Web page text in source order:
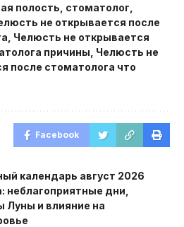
полость стоматолог
не открывается после
Челюсть не открывается
причины Челюсть не
после стоматолога что
Facebook
календарь август 2026
неблагоприятные дни,
Луны и влияние на